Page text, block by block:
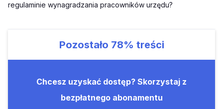
regulaminie wynagradzania pracowników urzędu?
Pozostało 78% treści
Chcesz uzyskać dostęp? Skorzystaj z
bezpłatnego abonamentu